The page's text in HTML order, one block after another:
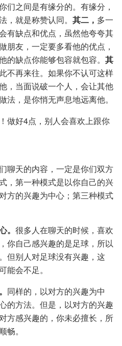
们之间是有缘分的。有缘分，
，就是称赞认同。 其二， 多一
有缺点和优点，虽然他夸夸其
朋友，一定要多看他的优点，
的缺点你能够包容就包容。 其
不再来往。如果你不认可这样
，当面说破一个人，会让其他
法，是你悄无声息地远离他。
聊天的内容，一定是你们双方
，第一种模式是以你自己的兴
方的兴趣为中心；第三种模式
。 很多人在聊天的时候，喜欢
你自己感兴趣的是足球，所以
但别人对足球没有兴趣，这
能会不足。
同样的，以对方的兴趣为中
的方法。但是，以对方的兴趣
方感兴趣的，你未必擅长，所
畅。